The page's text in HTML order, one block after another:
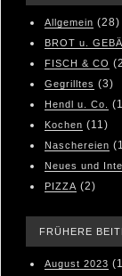
Allgemein (28)
BROT u.
FISCH & CO
Gegrilltes (3)
Hendl u. Co.
Kochen (11)
Naschereien
Neues und
PIZZA (2)
FRÜHERE
August 2023